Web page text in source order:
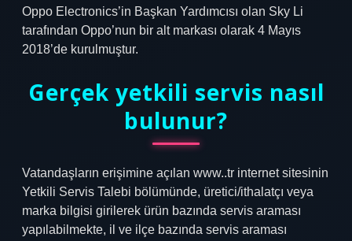
Oppo Electronics’in Başkan Yardımcısı olan Sky Li
tarafından Oppo’nun bir alt markası olarak 4 Mayıs
2018’de kurulmuştur.
Gerçek yetkili servis nasıl
bulunur?
Vatandaşların erişimine açılan www..tr internet sitesinin
Yetkili Servis Talebi bölümünde, üretici/ithalatçı veya
marka bilgisi girilerek ürün bazında servis araması
yapılabilmekte, il ve ilçe bazında servis araması